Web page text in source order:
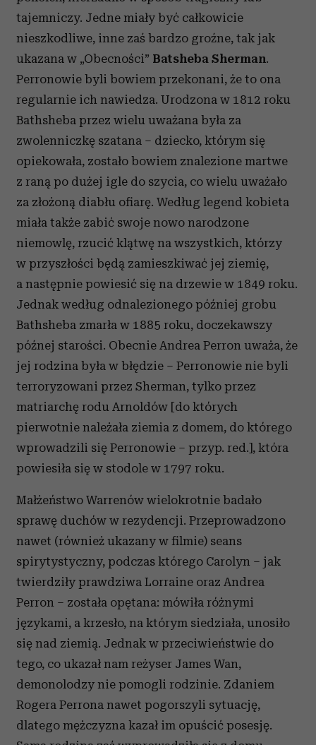
tajemniczy. Jedne miały być całkowicie
nieszkodliwe, inne zaś bardzo groźne, tak jak
ukazana w „Obecności” Batsheba Sherman.
Perronowie byli bowiem przekonani, że to ona
regularnie ich nawiedza. Urodzona w 1812 roku
Bathsheba przez wielu uważana była za
zwolenniczkę szatana – dziecko, którym się
opiekowała, zostało bowiem znalezione martwe
z raną po dużej igle do szycia, co wielu uważało
za złożoną diabłu ofiarę. Według legend kobieta
miała także zabić swoje nowo narodzone
niemowlę, rzucić klątwę na wszystkich, którzy
w przyszłości będą zamieszkiwać jej ziemię,
a następnie powiesić się na drzewie w 1849 roku.
Jednak według odnalezionego później grobu
Bathsheba zmarła w 1885 roku, doczekawszy
późnej starości. Obecnie Andrea Perron uważa, że
jej rodzina była w błędzie – Perronowie nie byli
terroryzowani przez Sherman, tylko przez
matriarchę rodu Arnoldów [do których
pierwotnie należała ziemia z domem, do którego
wprowadzili się Perronowie – przyp. red.], która
powiesiła się w stodole w 1797 roku.
Małżeństwo Warrenów wielokrotnie badało
sprawę duchów w rezydencji. Przeprowadzono
nawet (również ukazany w filmie) seans
spirytystyczny, podczas którego Carolyn – jak
twierdziły prawdziwa Lorraine oraz Andrea
Perron – została opętana: mówiła różnymi
językami, a krzesło, na którym siedziała, unosiło
się nad ziemią. Jednak w przeciwieństwie do
tego, co ukazał nam reżyser James Wan,
demonolodzy nie pomogli rodzinie. Zdaniem
Rogera Perrona nawet pogorszyli sytuację,
dlatego mężczyzna kazał im opuścić posesję.